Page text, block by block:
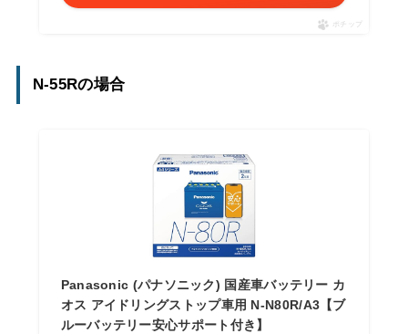
ポチップ
N-55Rの場合
Panasonic (パナソニック) 国産車バッテリー カ
オス アイドリングストップ車用 N-N80R/A3【ブ
ルーバッテリー安心サポート付き】